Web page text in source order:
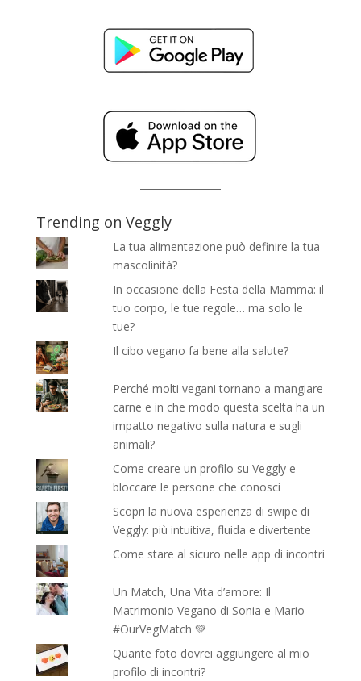
Trending on Veggly
La tua alimentazione può definire la tua
mascolinità?
In occasione della Festa della Mamma: il
tuo corpo, le tue regole… ma solo le
tue?
Il cibo vegano fa bene alla salute?
Perché molti vegani tornano a mangiare
carne e in che modo questa scelta ha un
impatto negativo sulla natura e sugli
animali?
Come creare un profilo su Veggly e
bloccare le persone che conosci
Scopri la nuova esperienza di swipe di
Veggly: più intuitiva, fluida e divertente
Come stare al sicuro nelle app di incontri
Un Match, Una Vita d’amore: Il
Matrimonio Vegano di Sonia e Mario
#OurVegMatch 💚
Quante foto dovrei aggiungere al mio
profilo di incontri?